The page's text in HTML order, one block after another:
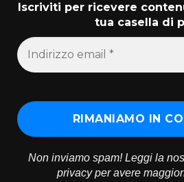
Iscriviti per ricevere
tua casella di
Non inviamo spam! Leggi la
privacyper avere